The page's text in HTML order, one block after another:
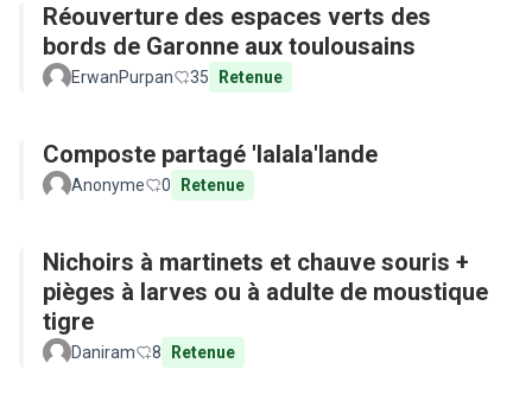
Réouverture des espaces verts des
bords de Garonne aux toulousains
ErwanPurpan 35 Retenue
Composte partagé 'lalala'lande
Anonyme 0 Retenue
Nichoirs à martinets et chauve souris +
pièges à larves ou à adulte de moustique
tigre
Daniram 8 Retenue